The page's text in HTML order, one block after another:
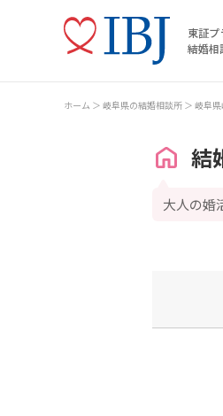
東証プ
結婚相
ホーム 岐阜県の結婚相談所 岐阜
結
大人の婚